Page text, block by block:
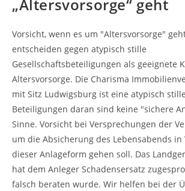
„Altersvorsorge“ geht
Vorsicht, wenn es um "Altersvorsorge"
entscheiden gegen atypisch stille
Gesellschaftsbeteiligungen als geeignete
Altersvorsorge. Die Charisma
mit Sitz Ludwigsburg ist eine atypisch
Beteiligungen daran sind keine "sichere
Sinne. Vorsicht bei Versprechungen der
um die Absicherung des Lebensabends
dieser Anlageform gehen soll. Das
hat dem Anleger Schadensersatz
falsch beraten wurde. Wir helfen bei der